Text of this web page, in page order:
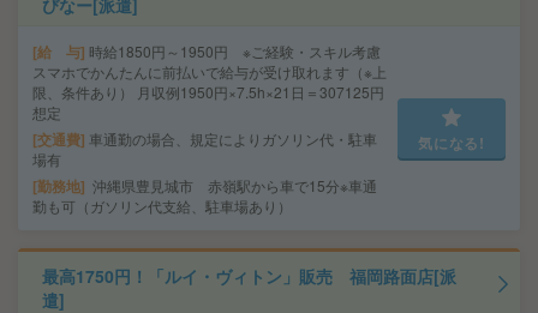
びなー[派遣]
給 与 時給1850円～1950円 ※ご経験・スキル考慮
スマホでかんたんに前払いで給与が受け取れます（※上
限、条件あり） 月収例1950円×7.5h×21日＝307125円
想定
交通費 車通勤の場合、規定によりガソリン代・駐車
場有
勤務地 沖縄県豊見城市 赤嶺駅から車で15分※車通
勤も可（ガソリン代支給、駐車場あり）
気になる!
最高1750円！「ルイ・ヴィトン」販売 福岡路面店[派
遣]